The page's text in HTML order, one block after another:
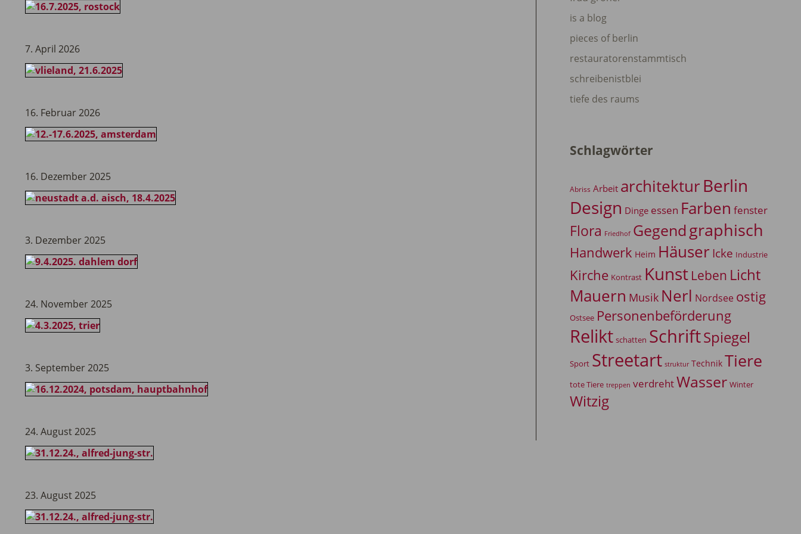
7. April 2026
16. Februar 2026
16. Dezember 2025
3. Dezember 2025
24. November 2025
3. September 2025
24. August 2025
23. August 2025
is a blog
pieces of berlin
restauratorenstammtisch
schreibenistblei
tiefe des raums
Schlagwörter
Abriss Arbeit architekturBerlin
Design Dinge essen Farben fenster
Flora Friedhof Gegendgraphisch
Handwerk Heim Häuser Icke Industrie
Kirche Kontrast Kunst Leben Licht
Mauern Musik Nerl Nordsee ostig
Ostsee Personenbeförderung
Relikt schatten SchriftSpiegel
Sport Streetart struktur Technik Tiere
tote Tiere treppen verdrehtWasser Winter
Witzig